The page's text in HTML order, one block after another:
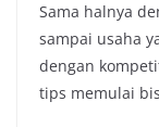
Sama halnya
sampai usaha
dengan
tips memulai